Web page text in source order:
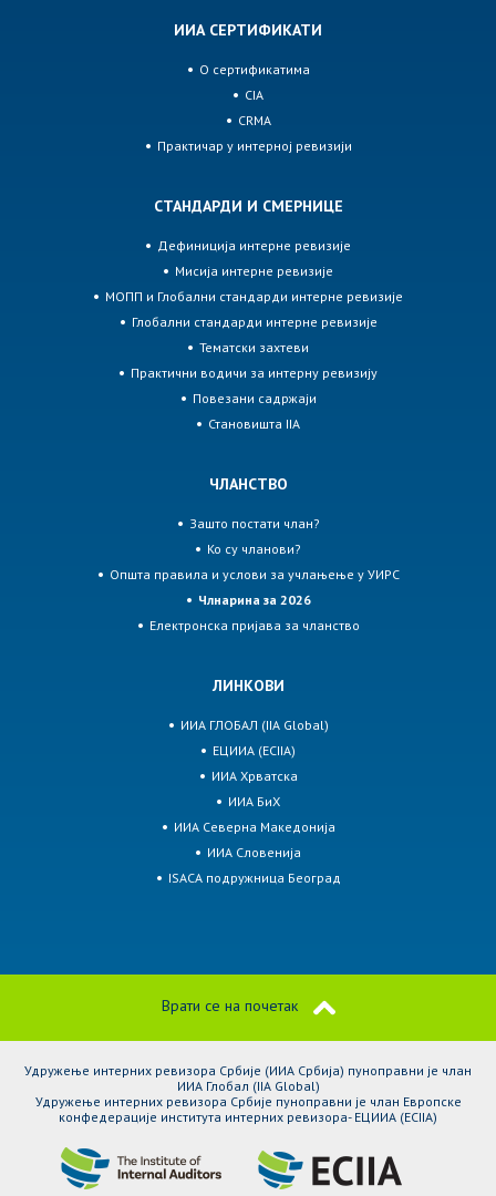
ИИА СЕРТИФИКАТИ
О сертификатима
CIA
CRMA
Практичар у интерној ревизији
СТАНДАРДИ И СМЕРНИЦЕ
Дефиниција интерне ревизије
Мисија интерне ревизије
МОПП и Глобални стандарди интерне ревизије
Глобални стандарди интерне ревизије
Тематски захтеви
Практични водичи за интерну ревизију
Повезани садржаји
Становишта IIA
ЧЛАНСТВО
Зашто постати члан?
Ко су чланови?
Општа правила и услови за учлањење у УИРС
Члнарина за 2026
Електронска пријава за чланство
ЛИНКОВИ
ИИА ГЛОБАЛ (IIA Global)
ЕЦИИА (ECIIA)
ИИА Хрватска
ИИА БиХ
ИИА Северна Македонија
ИИА Словенија
ISACA подружница Београд
Врати се на почетак
Удружење интерних ревизора Србије (ИИА Србија) пуноправни је члан
ИИА Глобал (IIA Global)
Удружење интерних ревизора Србије пуноправни је члан Европске
конфедерације института интерних ревизора- ЕЦИИА (ЕCIIA)